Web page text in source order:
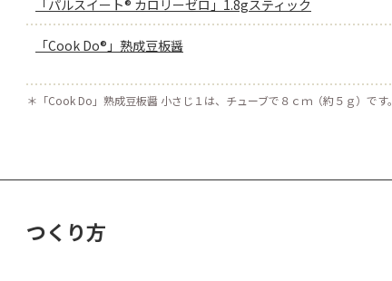
「パルスイート® カロリーゼロ」1.8gスティック
「Cook Do®」熟成豆板醤
＊ 「Cook Do」熟成豆板醤 小さじ１は、チューブで８ｃｍ（約５ｇ）です。
つくり方